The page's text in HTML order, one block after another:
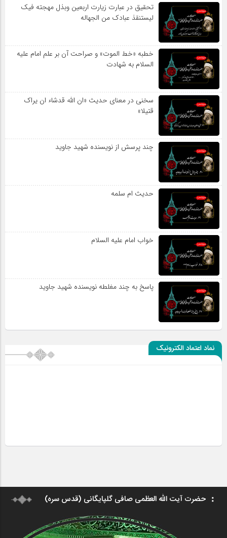
تحقیق در عبارت زیارت اربعین وبذل مهجته فیک
لیستنقذ عبادک من الجهاله
خطبه «خط الموت» و صراحت آن بر علم امام علیه
السلام به شهادت
سخنی در معنای حدیث «ان الله قدشاء ان یراک
قتیلا»
چند پرسش از نویسنده شهید جاوید
حدیث ام سلمه
خواب امام علیه السلام
پاسخ به چند مغلطه نویسنده شهید جاوید
نماد اعتماد الکترونیک
حضرت آیت الله العظمی صافی گلپایگانی (قدس سره)